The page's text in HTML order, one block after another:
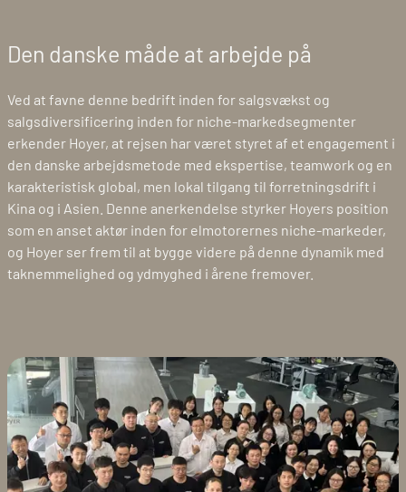
Den danske måde at arbejde på
Ved at favne denne bedrift inden for salgsvækst og
salgsdiversificering inden for niche-markedsegmenter
erkender Hoyer, at rejsen har været styret af et engagement i
den danske arbejdsmetode med ekspertise, teamwork og en
karakteristisk global, men lokal tilgang til forretningsdrift i
Kina og i Asien. Denne anerkendelse styrker Hoyers position
som en anset aktør inden for elmotorernes niche-markeder,
og Hoyer ser frem til at bygge videre på denne dynamik med
taknemmelighed og ydmyghed i årene fremover.